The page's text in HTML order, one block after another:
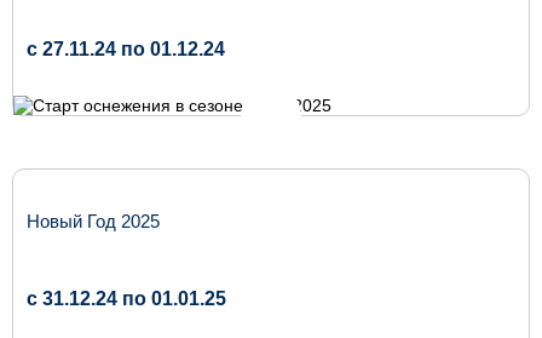
c 27.11.24 по 01.12.24
Новый Год 2025
c 31.12.24 по 01.01.25